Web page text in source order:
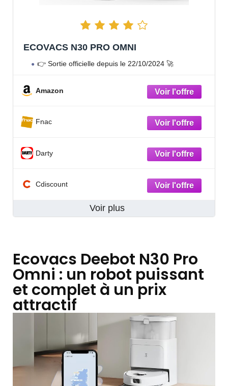
ECOVACS N30 PRO OMNI
👉 Sortie officielle depuis le 22/10/2024 🚀
Amazon
Fnac
Darty
Cdiscount
Voir plus
Ecovacs Deebot N30 Pro
Omni : un robot puissant
et complet à un prix
attractif